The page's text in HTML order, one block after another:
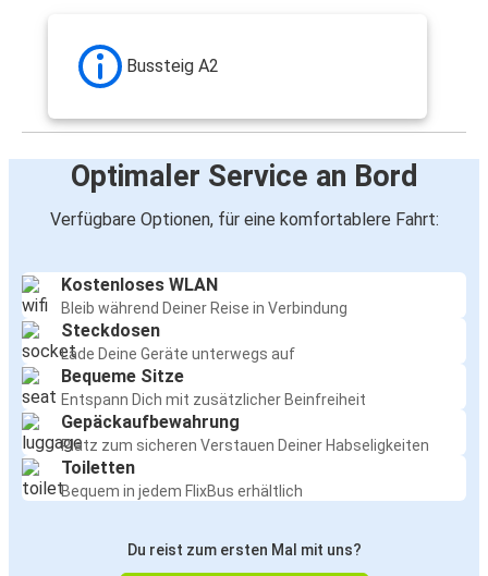
Bussteig A2
Optimaler Service an Bord
Verfügbare Optionen, für eine komfortablere Fahrt:
Kostenloses WLAN
Bleib während Deiner Reise in Verbindung
Steckdosen
Lade Deine Geräte unterwegs auf
Bequeme Sitze
Entspann Dich mit zusätzlicher Beinfreiheit
Gepäckaufbewahrung
Platz zum sicheren Verstauen Deiner Habseligkeiten
Toiletten
Bequem in jedem FlixBus erhältlich
Du reist zum ersten Mal mit uns?